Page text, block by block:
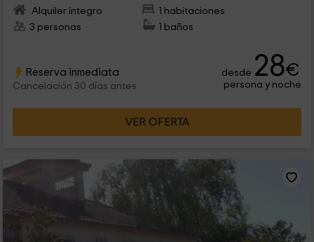
Alquiler íntegro
1 habitaciones
3 personas
1 baños
Reserva inmediata
Cancelación 30 días antes
desde 28€
persona y noche
VER OFERTA